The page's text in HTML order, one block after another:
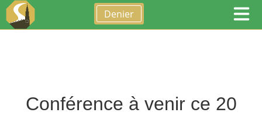
Denier
Conférence à venir ce 20